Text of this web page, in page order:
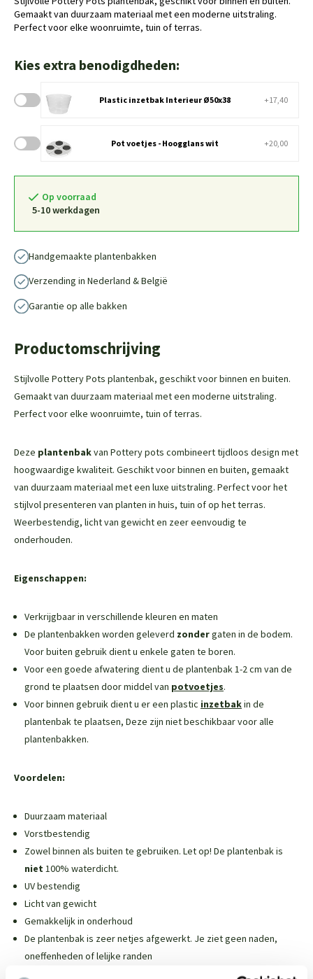
Gemaakt van duurzaam materiaal met een moderne uitstraling.
Perfect voor elke woonruimte, tuin of terras.
Kies extra benodigdheden:
Plastic inzetbak Interieur Ø50x38 +17,40
Pot voetjes - Hoogglans wit +20,00
Op voorraad
5-10 werkdagen
Handgemaakte plantenbakken
Verzending in Nederland & België
Garantie op alle bakken
Productomschrijving
Stijlvolle Pottery Pots plantenbak, geschikt voor binnen en buiten.
Gemaakt van duurzaam materiaal met een moderne uitstraling.
Perfect voor elke woonruimte, tuin of terras.
Deze plantenbakvan Pottery pots combineert tijdloos design met
hoogwaardige kwaliteit. Geschikt voor binnen en buiten, gemaakt
van duurzaam materiaal met een luxe uitstraling. Perfect voor het
stijlvol presenteren van planten in huis, tuin of op het terras.
Weerbestendig, licht van gewicht en zeer eenvoudig te
onderhouden.
Eigenschappen:
Verkrijgbaar in verschillende kleuren en maten
De plantenbakken worden geleverd zondergaten in de bodem.
Voor buiten gebruik dient u enkele gaten te boren.
Voor een goede afwatering dient u de plantenbak 1-2 cm van de
grond te plaatsen door middel van potvoetjes.
Voor binnen gebruik dient u er een plastic inzetbakin de
plantenbak te plaatsen, Deze zijn niet beschikbaar voor alle
plantenbakken.
Voordelen:
Duurzaam materiaal
Vorstbestendig
Zowel binnen als buiten te gebruiken. Let op! De plantenbak is
niet 100% waterdicht.
UV bestendig
Licht van gewicht
Gemakkelijk in onderhoud
De plantenbak is zeer netjes afgewerkt. Je ziet geen naden,
oneffenheden of lelijke randen